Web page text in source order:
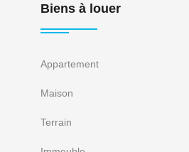
Biens à louer
Appartement
Maison
Terrain